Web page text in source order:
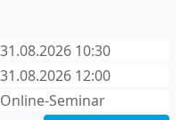
31.08.2026 10:30
31.08.2026 12:00
Online-Seminar